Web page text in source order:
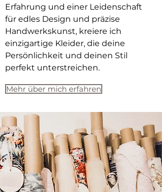
Erfahrung und einer Leidenschaft
für edles Design und präzise
Handwerkskunst, kreiere ich
einzigartige Kleider, die deine
Persönlichkeit und deinen Stil
perfekt unterstreichen.
Mehr über mich erfahren